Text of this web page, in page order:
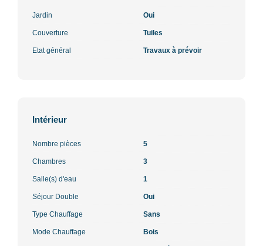
Jardin Oui
Couverture Tuiles
Etat général Travaux à prévoir
Intérieur
Nombre pièces 5
Chambres 3
Salle(s) d'eau 1
Séjour Double Oui
Type Chauffage Sans
Mode Chauffage Bois